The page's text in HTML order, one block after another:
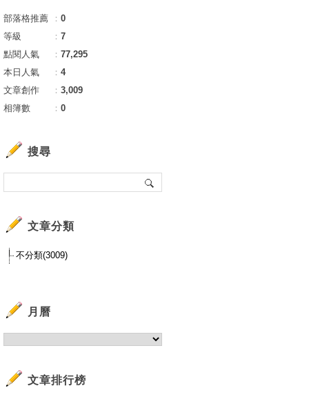
部落格推薦 ： 0
等級
： 7
點閱人氣
： 77,295
本日人氣
： 4
文章創作
： 3,009
相簿數
： 0
搜尋
文章分類
不分類(3009)
月曆
文章排行榜